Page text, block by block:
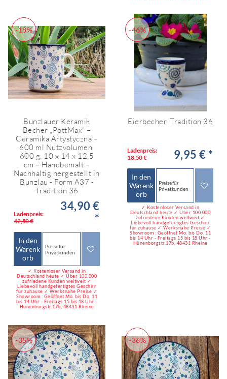
-18%
Bunzlauer Keramik
Becher „PottMax“ –
Ceramika Artystyczna –
600 ml Nutzvolumen,
600 g, 10 x 14 x 12,5
cm – Handbemalt –
Nachhaltig hergestellt in
Bunzlau - Form A37 -
Tradition 36
Ladenpreis:
42,50 €
34,90 €
*
In den
Warenk
orb
Preise für
Privatkunden
✓ Kostenloser Versand in
Deutschland heute ✓ Über 100.000
zufriedene Kunden weltweit ✓
Liebevoll handgefertigtes Geschirr
für zuhause ✓ Werksnahe Preise ✓
Showroom : Geöffnet Mo. bis Do. 11
bis 14 Uhr - Freitags 15 bis 18 Uhr -
Hünenborgstr.17b, 48431 Rheine
-46%
Eierbecher, Tradition 36
Ladenpreis:
18,50 €
9,95 € *
In den
Warenk
orb
Preise für
Privatkunden
✓ Kostenloser Versand in
Deutschland heute ✓ Über 100.000
zufriedene Kunden weltweit ✓
Liebevoll handgefertigtes Geschirr
für zuhause ✓ Werksnahe Preise ✓
Showroom : Geöffnet Mo. bis Do. 11
bis 14 Uhr - Freitags 15 bis 18 Uhr -
Hünenborgstr.17b, 48431 Rheine
-35% -36%